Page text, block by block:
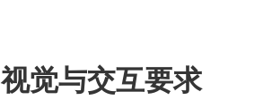
觉与交互要求